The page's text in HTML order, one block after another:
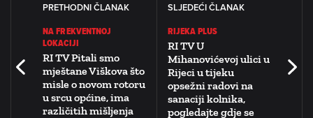
PRETHODNI ČLANAK
NA FREKVENTNOJ
LOKACIJI
RI TV Pitali smo
mještane Viškova što
misle o novom rotoru
u srcu općine, ima
različitih mišljenja
SLJEDEĆI ČLANAK
RIJEKA PLUS
RI TV U
Mihanovićevoj ulici u
Rijeci u tijeku
opsežni radovi na
sanaciji kolnika,
pogledajte gdje se